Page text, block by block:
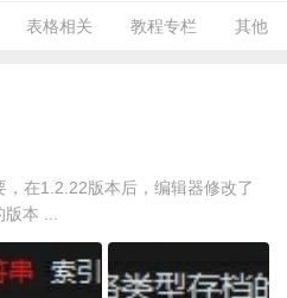
表格相关 教程专栏 其他
在1.2.22版本后，编辑器修改了
本 ...